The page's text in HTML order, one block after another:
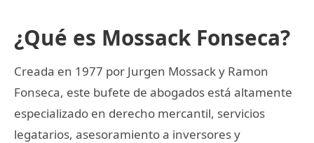
¿Qué es Mossack Fonseca?
Creada en 1977 por Jurgen Mossack y Ramon
Fonseca, este bufete de abogados está altamente
especializado en derecho mercantil, servicios
legatarios, asesoramiento a inversores y